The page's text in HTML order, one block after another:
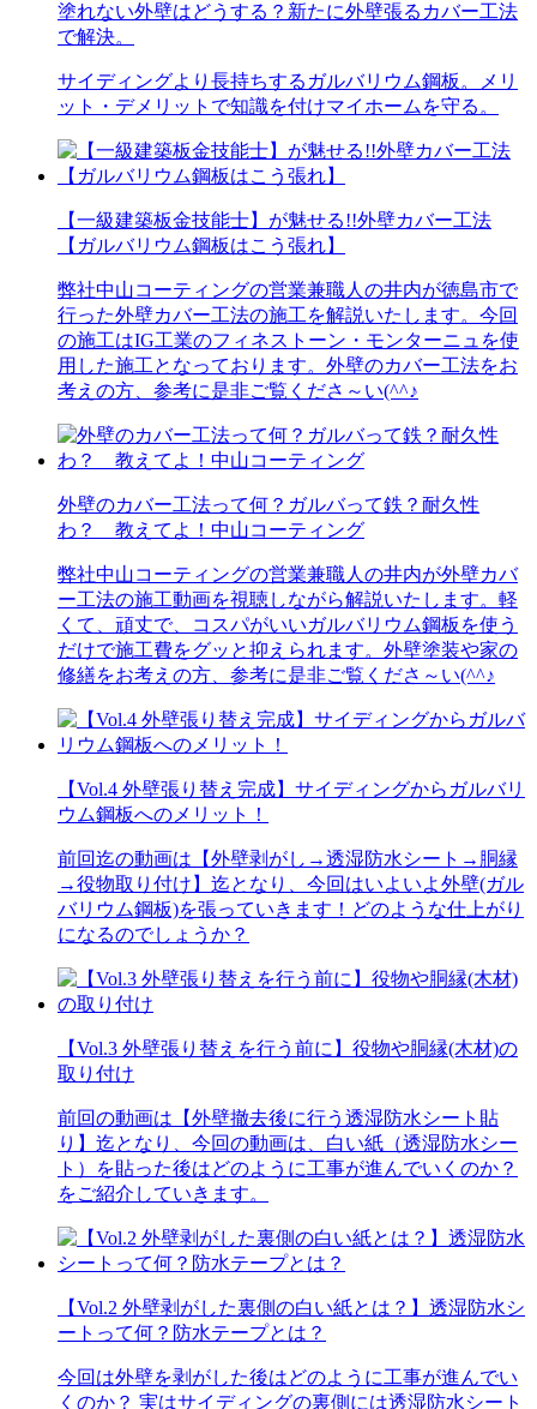
塗れない外壁はどうする？新たに外壁張るカバー工法
で解決。
サイディングより長持ちするガルバリウム鋼板。メリ
ット・デメリットで知識を付けマイホームを守る。
【一級建築板金技能士】が魅せる!!外壁カバー工法
【ガルバリウム鋼板はこう張れ】
弊社中山コーティングの営業兼職人の井内が徳島市で
行った外壁カバー工法の施工を解説いたします。今回
の施工はIG工業のフィネストーン・モンターニュを使
用した施工となっております。外壁のカバー工法をお
考えの方、参考に是非ご覧くださ～い(^^♪
外壁のカバー工法って何？ガルバって鉄？耐久性
わ？ 教えてよ！中山コーティング
弊社中山コーティングの営業兼職人の井内が外壁カバ
ー工法の施工動画を視聴しながら解説いたします。軽
くて、頑丈で、コスパがいいガルバリウム鋼板を使う
だけで施工費をグッと抑えられます。外壁塗装や家の
修繕をお考えの方、参考に是非ご覧くださ～い(^^♪
【Vol.4 外壁張り替え完成】サイディングからガルバリ
ウム鋼板へのメリット！
前回迄の動画は【外壁剥がし→透湿防水シート→胴縁
→役物取り付け】迄となり、今回はいよいよ外壁(ガル
バリウム鋼板)を張っていきます！どのような仕上がり
になるのでしょうか？
【Vol.3 外壁張り替えを行う前に】役物や胴縁(木材)の
取り付け
前回の動画は【外壁撤去後に行う透湿防水シート貼
り】迄となり、今回の動画は、白い紙（透湿防水シー
ト）を貼った後はどのように工事が進んでいくのか？
をご紹介していきます。
【Vol.2 外壁剥がした裏側の白い紙とは？】透湿防水シ
ートって何？防水テープとは？
今回は外壁を剥がした後はどのように工事が進んでい
くのか？ 実はサイディングの裏側には透湿防水シート